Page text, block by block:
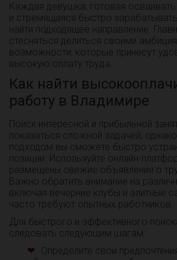
Каждая девушка, готовая
и стремящаяся быстро
найти подходящее направление.
стесняться делиться своими
возможности, которые принесут
высокую оплату труда.
Как найти
работу в Владимире
Поиск интересной и прибыльной
показаться сложной задачей,
подходом вы сможете быстро
позиции. Используйте онлайн-
размещены свежие объявления о
Важно обратить внимание на
включая вечерние клубы и элитные
часто требуют опытных работников.
Для быстрого и эффективного
следовать следующим шагам:
Определите свои